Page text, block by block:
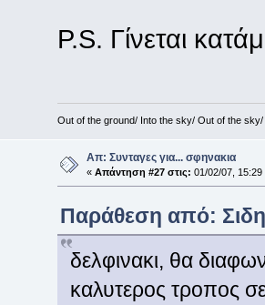
P.S. Γίνεται
Out of the ground/ Into the sky/ Out of the sky/
Απ: Συνταγες για... σφηνακια
« Απάντηση #27 στις: 01/02/07, 15:29
Παράθεση από:
δελφινακι, θα
καλυτερος τροπος